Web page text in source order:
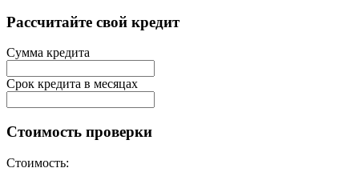
Рассчитайте свой кредит
Сумма кредита
Срок кредита в месяцах
Стоимость проверки
Стоимость: